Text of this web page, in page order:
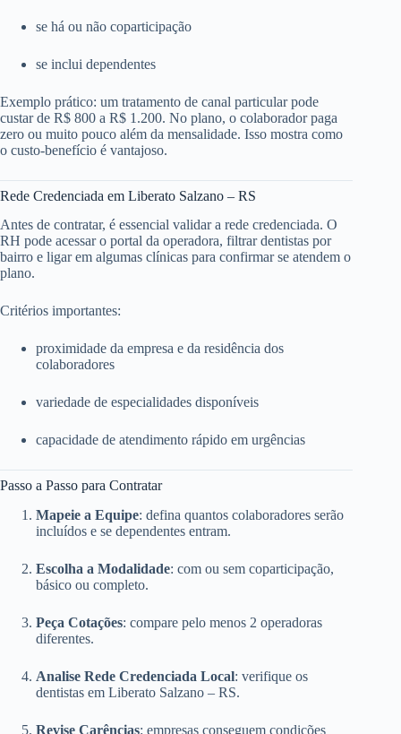
se há ou não coparticipação
se inclui dependentes
Exemplo prático: um tratamento de canal particular pode
custar de R$ 800 a R$ 1.200. No plano, o colaborador paga
zero ou muito pouco além da mensalidade. Isso mostra como
o custo-benefício é vantajoso.
Rede Credenciada em Liberato Salzano – RS
Antes de contratar, é essencial validar a rede credenciada. O
RH pode acessar o portal da operadora, filtrar dentistas por
bairro e ligar em algumas clínicas para confirmar se atendem o
plano.
Critérios importantes:
proximidade da empresa e da residência dos
colaboradores
variedade de especialidades disponíveis
capacidade de atendimento rápido em urgências
Passo a Passo para Contratar
Mapeie a Equipe: defina quantos colaboradores serão
incluídos e se dependentes entram.
Escolha a Modalidade: com ou sem coparticipação,
básico ou completo.
Peça Cotações: compare pelo menos 2 operadoras
diferentes.
Analise Rede Credenciada Local: verifique os
dentistas em Liberato Salzano – RS.
Revise Carências: empresas conseguem condições